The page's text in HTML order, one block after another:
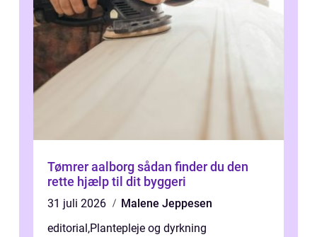
Tømrer aalborg sådan finder du den
rette hjælp til dit byggeri
31 juli 2026
Malene Jeppesen
editorial,Plantepleje og dyrkning